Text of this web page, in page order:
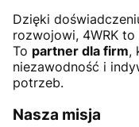
Dzięki
rozwojowi, 4WRK
To partner dla firm,
niezawodność i
potrzeb.
Nasza misja